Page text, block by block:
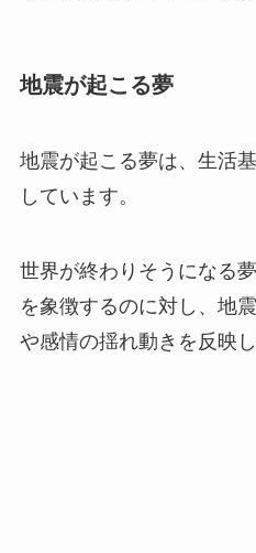
地震が起こる夢
地震が起こる夢は、生活
しています。
世界が終わりそうになる
を象徴するのに対し、地
や感情の揺れ動きを反映し